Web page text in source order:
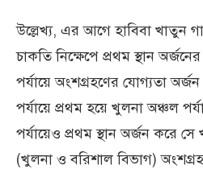
উল্লেখ্য, এর আগে হাবিবা খাতুন
চাকতি নিক্ষেপে প্রথম স্থান
পর্যায়ে অংশগ্রহণের যোগ্যতা
পর্যায়ে প্রথম হয়ে খুলনা অঞ্চল
পর্যায়েও প্রথম স্থান অর্জন করে সে
(খুলনা ও বরিশাল বিভাগ)